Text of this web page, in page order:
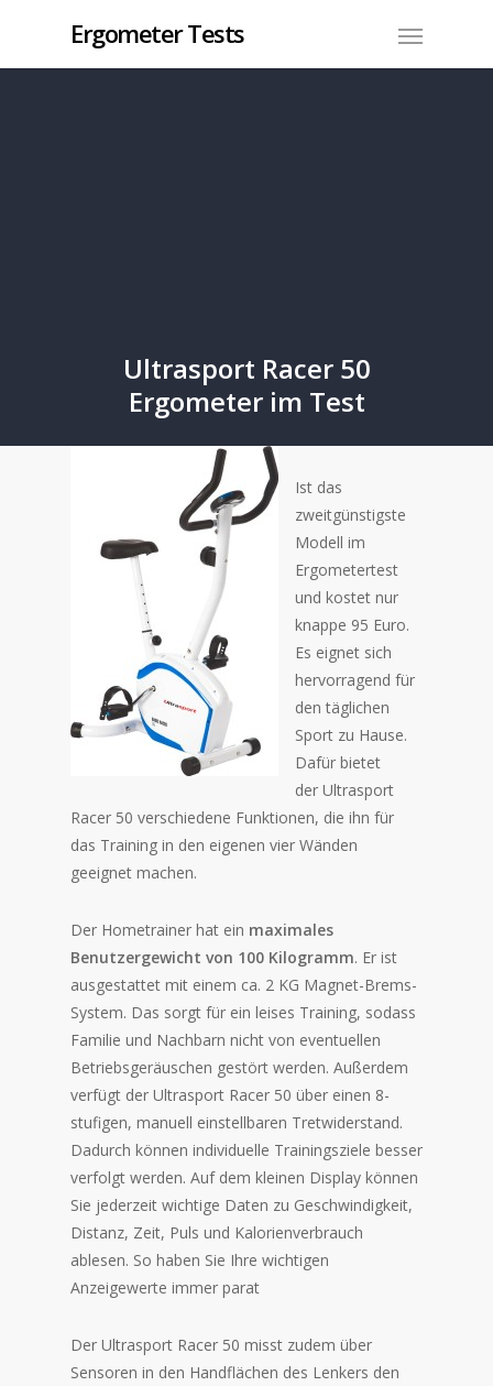
Ergometer Tests
Ultrasport Racer 50
Ergometer im Test
Ist das
zweitgünstigste
Modell im
Ergometertest
und kostet nur
knappe 95 Euro.
Es eignet sich
hervorragend für
den täglichen
Sport zu Hause.
Dafür bietet
der Ultrasport
Racer 50 verschiedene Funktionen, die ihn für
das Training in den eigenen vier Wänden
geeignet machen.
Der Hometrainer hat ein maximales
Benutzergewicht von 100 Kilogramm. Er ist
ausgestattet mit einem ca. 2 KG Magnet-Brems-
System. Das sorgt für ein leises Training, sodass
Familie und Nachbarn nicht von eventuellen
Betriebsgeräuschen gestört werden. Außerdem
verfügt der Ultrasport Racer 50 über einen 8-
stufigen, manuell einstellbaren Tretwiderstand.
Dadurch können individuelle Trainingsziele besser
verfolgt werden. Auf dem kleinen Display können
Sie jederzeit wichtige Daten zu Geschwindigkeit,
Distanz, Zeit, Puls und Kalorienverbrauch
ablesen. So haben Sie Ihre wichtigen
Anzeigewerte immer parat
Der Ultrasport Racer 50 misst zudem über
Sensoren in den Handflächen des Lenkers den